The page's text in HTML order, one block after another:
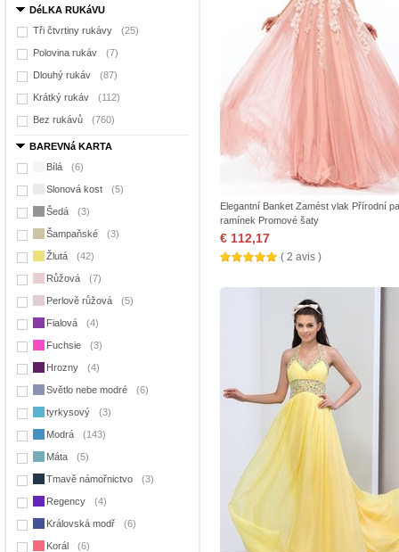
DéLKA RUKáVU
Tři čtvrtiny rukávy
(25)
Polovina rukáv (7)
Dlouhý rukáv (87)
Krátký rukáv (112)
Bez rukávů (760)
BAREVNá KARTA
Bílá
(6)
Slonová kost (5)
Šedá (3)
Šampaňské (3)
Žlutá (42)
Růžová (7)
Perlově růžová (5)
Fialová (4)
Fuchsie (3)
Hrozny (4)
Světlo nebe modré (6)
tyrkysový (3)
Modrá (143)
Máta (5)
Tmavě námořnictvo (3)
Regency (4)
Královská modř (6)
Korál (6)
Elegantní Banket Zamést vlak Přírodní
ramínek Promové šaty
€ 112,17
( 2 avis )